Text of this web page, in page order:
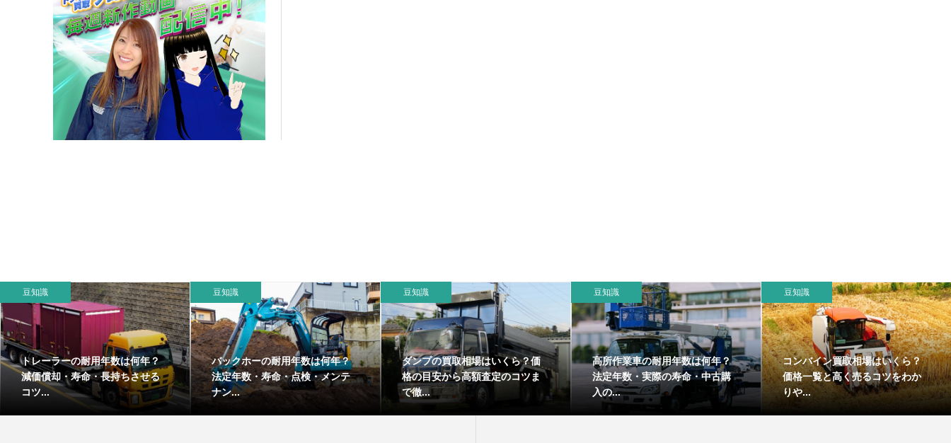
豆知識
トレーラーの耐用年数は何年？
減価償却・寿命・長持ちさせる
コツ...
豆知識
バックホーの耐用年数は何年？
法定年数・寿命・点検・メンテ
ナン...
豆知識
ダンプの買取相場はいくら？価
格の目安から高額査定のコツま
で徹...
豆知識
高所作業車の耐用年数は何年？
法定年数・実際の寿命・中古購
入の...
豆知識
コンバイン買取相場はいくら？
価格一覧と高く売るコツをわか
りや...